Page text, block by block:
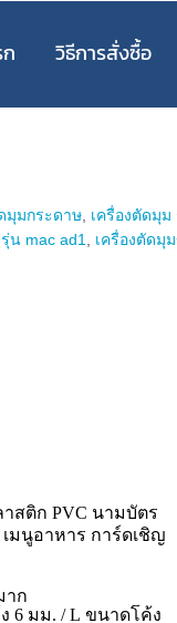
วิธีการสั่งซื้อ
มุมกระดาษ เครื่องตัดมุม
น mac ad1 เครื่องตัดมุ
สติก PVC นามบัตร
มนูอาหาร การ์ดเชิญ
าก
6 มม. / L ขนาดโค้ง